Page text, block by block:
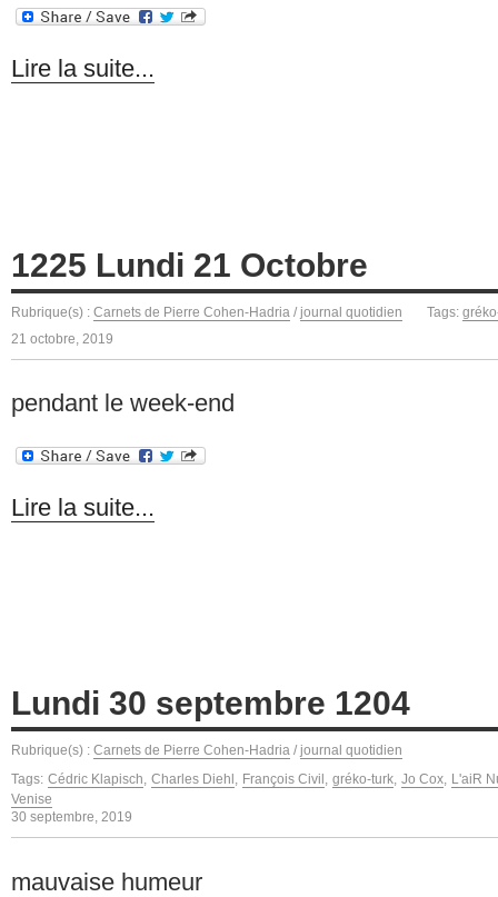
Lire la suite...
1225 Lundi 21 Octobre
Rubrique(s) : Carnets de Pierre Cohen-Hadria / journal quotidien Tags:
21 octobre, 2019
pendant le week-end
Lire la suite...
Lundi 30 septembre 1204
Rubrique(s) : Carnets de Pierre Cohen-Hadria / journal quotidien
Tags: Cédric Klapisch, Charles Diehl , François Civil , gréko-turk, Jo Cox, L'aiR
Venise
30 septembre, 2019
mauvaise humeur